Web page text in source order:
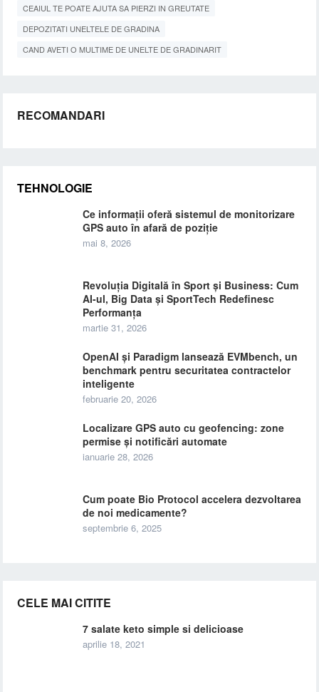
CEAIUL TE POATE AJUTA SA PIERZI IN GREUTATE
DEPOZITATI UNELTELE DE GRADINA
CAND AVETI O MULTIME DE UNELTE DE GRADINARIT
RECOMANDARI
TEHNOLOGIE
Ce informații oferă sistemul de monitorizare
GPS auto în afară de poziție
mai 8, 2026
Revoluția Digitală în Sport și Business: Cum
AI-ul, Big Data și SportTech Redefinesc
Performanța
martie 31, 2026
OpenAI și Paradigm lansează EVMbench, un
benchmark pentru securitatea contractelor
inteligente
februarie 20, 2026
Localizare GPS auto cu geofencing: zone
permise și notificări automate
ianuarie 28, 2026
Cum poate Bio Protocol accelera dezvoltarea
de noi medicamente?
septembrie 6, 2025
CELE MAI CITITE
7 salate keto simple si delicioase
aprilie 18, 2021